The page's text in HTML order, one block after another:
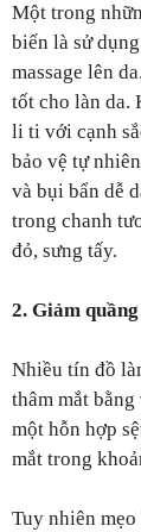
Một trong
biến là sử
massage lên
tốt cho làn da.
li ti với cạnh
bảo vệ tự
và bụi bẩn dễ
trong chanh
đỏ, sưng tấy.
2. Giảm
Nhiều tín đồ
thâm mắt
một hỗn hợp
mắt trong
Tuy nhiên